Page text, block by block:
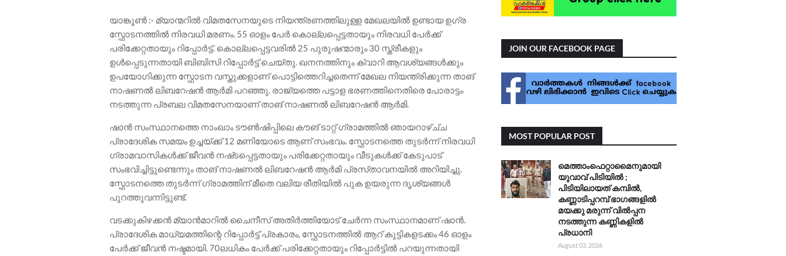
യാങ്കൂൺ :- മ്യാന്മറിൽ വിമതസേനയുടെ നിയന്ത്രണത്തിലുള്ള മേഖലയിൽ ഉണ്ടായ ഉഗ്ര
സ്ഫോടനത്തിൽ നിരവധി മരണം. 55 ഓളം പേർ കൊല്ലപ്പെട്ടതായും നിരവധി പേർക്ക്
പരിക്കേറ്റതായും റിപ്പോർട്ട്. കൊല്ലപ്പെട്ടവരിൽ 25 പുരുഷന്മാരും 30 സ്ത്രീകളും
ഉൾപ്പെടുന്നതായി ബിബിസി റിപ്പോർട്ട് ചെയ്തു. ഖനനത്തിനും ക്വാറി ആവശ്യങ്ങൾക്കും
ഉപയോഗിക്കുന്ന സ്ഫോടന വസ്തുക്കളാണ് പൊട്ടിത്തെറിച്ചതെന്ന് മേഖല നിയന്ത്രിക്കുന്ന താങ്
നാഷണൽ ലിബറേഷൻ ആർമി പറഞ്ഞു. രാജ്യത്തെ പട്ടാള ഭരണത്തിനെതിരെ പോരാട്ടം
നടത്തുന്ന പ്രബല വിമതസേനയാണ് താങ് നാഷണൽ ലിബറേഷൻ ആർമി.
ഷാൻ സംസ്ഥാനത്തെ നാംഖാം ടൗൺഷിപ്പിലെ കൗങ് ടാറ്റ് ഗ്രാമത്തിൽ ഞായറാഴ്ച്‌ച
പ്രാദേശിക സമയം ഉച്ചയ്ക്ക് 12 മണിയോടെ ആണ് സംഭവം. സ്ഫോടനത്തെ തുടർന്ന് നിരവധി
ഗ്രാമവാസികൾക്ക് ജീവൻ നഷ്‌ടപ്പെട്ടതായും പരിക്കേറ്റതായും വീടുകൾക്ക് കേടുപാട്
സംഭവിച്ചിട്ടുണ്ടെന്നും താങ് നാഷണൽ ലിബറേഷൻ ആർമി പ്രസ്‌താവനയിൽ അറിയിച്ചു.
സ്ഫോടനത്തെ തുടർന്ന് ഗ്രാമത്തിന് മീതെ വലിയ രീതിയിൽ പുക ഉയരുന്ന ദൃശ്യങ്ങൾ
പുറത്തുവന്നിട്ടുണ്ട്.
വടക്കുകിഴക്കൻ മ്യാൻമാറിൽ ചൈനീസ് അതിർത്തിയോട് ചേർന്ന സംസ്ഥാനമാണ് ഷാൻ.
പ്രാദേശിക മാധ്യമത്തിന്റെ റിപ്പോർട്ട് പ്രകാരം, സ്ഫോടനത്തിൽ ആറ് കുട്ടികളടക്കം 46 ഓളം
പേർക്ക് ജീവൻ നഷ്ടമായി. 70ലധികം പേർക്ക് പരിക്കേറ്റതായും റിപ്പോർട്ടിൽ പറയുന്നതായി
JOIN OUR FACEBOOK PAGE
MOST POPULAR POST
മെത്താംഫെറ്റാമൈനുമായി
യുവാവ് പിടിയിൽ ;
പിടിയിലായത് കമ്പിൽ,
കണ്ണാടിപ്പറമ്പ് ഭാഗങ്ങളിൽ
മയക്കു മരുന്ന് വിൽപ്പന
നടത്തുന്ന കണ്ണികളിൽ
പ്രധാനി
August 03, 2026